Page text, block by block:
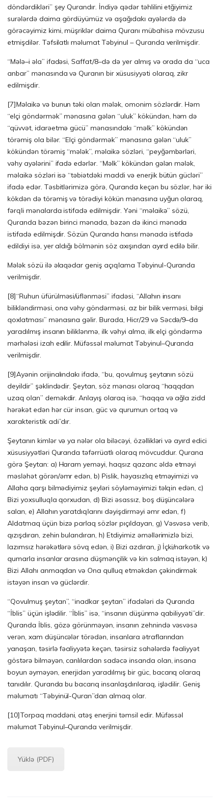
döndərdikləri” şey Qurandır. İndiyə qədər təhlilini etğiyimiz
surələrdə daima gördüyümüz və aşağıdakı ayələrdə də
görəcəyimiz kimi, müşriklər daima Quranı mübahisə mövzusu
etmişdilər. Təfsilatlı məlumat Təbyinul – Quranda verilmişdir.
“Mələ–i əla” ifadəsi, Saffat/8–də də yer almış və orada da “uca
anbar” mənasında və Quranın bir xüsusiyyəti olaraq, zikr
edilmişdir.
[7]Məlaikə və bunun təki olan mələk, omonim sözlərdir. Həm
“elçi göndərmək” mənasına gələn “uluk” kökündən, həm də
“qüvvət, idarəetmə gücü” mənasındakı “məlk” kökündən
törəmiş ola bilər. “Elçi göndərmək” mənasına gələn “uluk”
kökündən törəmiş “mələk”, məlaikə sözləri, “peyğəmbərləri,
vəhy ayələrini” ifadə edərlər. “Məlk” kökündən gələn mələk,
məlaikə sözləri isə “təbiətdəki maddi və enerjik bütün gücləri”
ifadə edər. Təsbitlərimizə görə, Quranda keçən bu sözlər, hər iki
kökdən də törəmiş və törədiyi kökün mənasına uyğun olaraq,
fərqli mənalarda istifadə edilmişdir. Yəni “məlaikə” sözü,
Quranda bəzən birinci mənada, bəzən də ikinci mənada
istifadə edilmişdir. Sözün Quranda hansı mənada istifadə
edildiyi isə, yer aldığı bölmənin söz axışından ayırd edilə bilir.
Mələk sözü ilə əlaqədar geniş açıqlama Təbyinul-Quranda
verilmişdir.
[8]“Ruhun üfürülməsi/üflənməsi” ifadəsi, “Allahın insanı
bilikləndirməsi, ona vəhy göndərməsi, az bir bilik verməsi, bilgi
qoxlatması” mənasına gəlir. Burada, Hicr/29 və Səcdə/9–da
yaradılmış insanın biliklənmə, ilk vəhyi alma, ilk elçi göndərmə
mərhələsi izah edilir. Müfəssəl məlumat Təbyinul–Quranda
verilmişdir.
[9]Ayənin orijinalındakı ifadə, “bu, qovulmuş şeytanın sözü
deyildir” şəklindədir. Şeytan, söz mənası olaraq “haqqdan
uzaq olan” deməkdir. Anlayış olaraq isə, “haqqa və ağla zidd
hərəkət edən hər cür insan, güc və qurumun ortaq və
xarakteristik adı”dır.
Şeytanın kimlər və ya nələr ola biləcəyi, özəllikləri və ayırd edici
xüsusiyyətləri Quranda təfərrüatlı olaraq mövcuddur. Qurana
görə Şeytan: a) Haram yeməyi, haqsız qazanc əldə etməyi
məsləhət görən/əmr edən, b) Pislik, həyasızlıq etməyimizi və
Allaha qarşı bilmədiyimiz şeyləri söyləməyimizi təlqin edən, c)
Bizi yoxsulluqla qorxudan, d) Bizi əsassız, boş düşüncələrə
salan, e) Allahın yaratdıqlarını dəyişdirməyi əmr edən, f)
Aldatmaq üçün bizə parlaq sözlər pıçıldayan, g) Vəsvəsə verib,
qızışdıran, zehin bulandıran, h) Etdiyimiz əməllərimizlə bizi,
lazımsız hərəkətlərə sövq edən, i) Bizi azdıran, j) İçki/narkotik və
qumarla insanlar arasına düşmənçilik və kin salmaq istəyən, k)
Bizi Allahı anmaqdan və Ona qulluq etməkdən çəkindirmək
istəyən insan və güclərdir.
“Qovulmuş şeytan”, “inadkar şeytan” ifadələri də Quranda
“İblis” üçün işlədilir. “İblis” isə, “insanın düşünmə qabiliyyəti”dir.
Quranda İblis, gözə görünməyən, insanın zehnində vəsvəsə
verən, xam düşüncələr törədən, insanlara ətraflarından
yanaşan, təsirlə fəaliyyətə keçən, təsirsiz sahələrdə fəaliyyət
göstərə bilməyən, canlılardan sadəcə insanda olan, insana
boyun əyməyən, enerjidən yaradılmış bir güc, bacarıq olaraq
tanıdılır. Quranda bu bacarıq insanlaşdırılaraq, işlədilir. Geniş
məlumatı “Təbyinül-Quran”dan almaq olar.
[10]Torpaq maddəni, atəş enerjini təmsil edir. Müfəssəl
məlumat Təbyinul–Quranda verilmişdir.
Yüklə (PDF)